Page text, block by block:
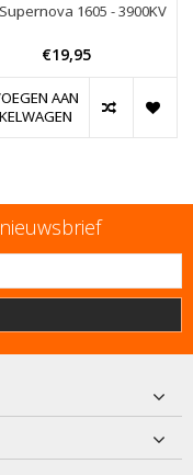
1605 - 3900KV
€19,95
AAN